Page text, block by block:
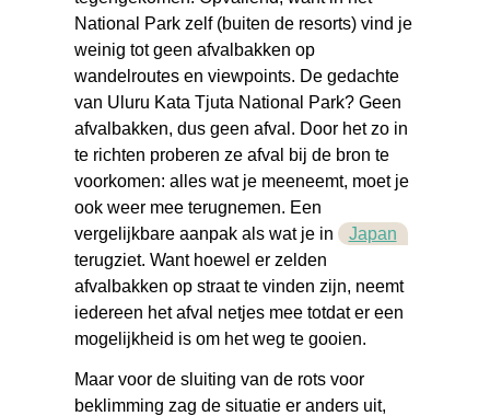
National Park zelf (buiten de resorts) vind je
weinig tot geen afvalbakken op
wandelroutes en viewpoints. De gedachte
van Uluru Kata Tjuta National Park? Geen
afvalbakken, dus geen afval. Door het zo in
te richten proberen ze afval bij de bron te
voorkomen: alles wat je meeneemt, moet je
ook weer mee terugnemen. Een
vergelijkbare aanpak als wat je in
Japan
terugziet. Want hoewel er zelden
afvalbakken op straat te vinden zijn, neemt
iedereen het afval netjes mee totdat er een
mogelijkheid is om het weg te gooien.
Maar voor de sluiting van de rots voor
beklimming zag de situatie er anders uit,